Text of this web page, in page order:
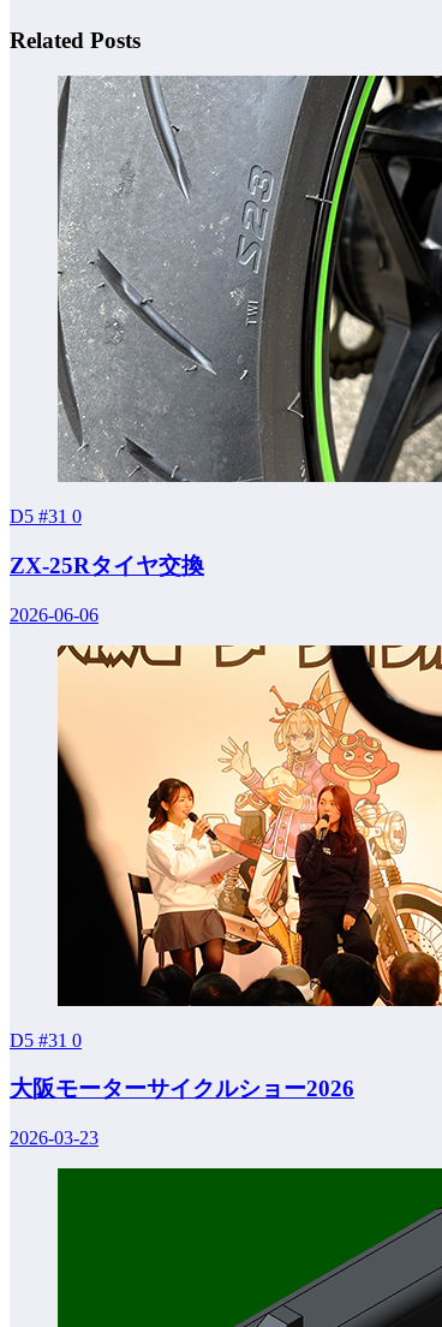
Related Posts
D5 #31 0
ZX-25Rタイヤ交換
2026-06-06
D5 #31 0
大阪モーターサイクルショー2026
2026-03-23